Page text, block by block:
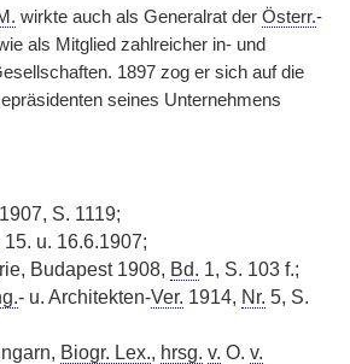
wirkte auch als Generalrat der Österr.-
als Mitglied zahlreicher in- und
1897 zog er sich auf die
seines Unternehmens
S. 1119;
15. u. 16.6.1907;
Budapest 1908, Bd. 1, S. 103 f.;
- u. Architekten-Ver. 1914, Nr. 5, S.
Biogr. Lex., hrsg. v. O. v.